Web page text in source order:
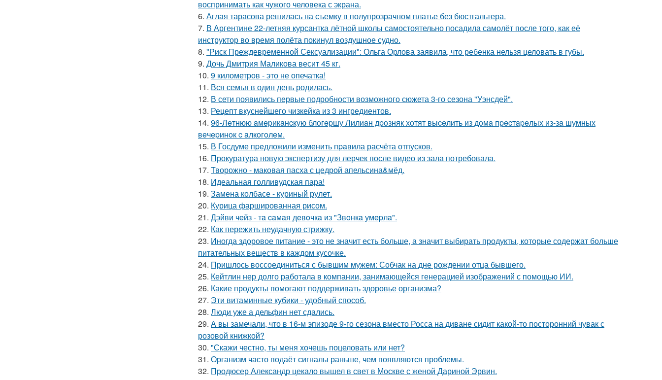
воспринимать как чужого человека с экрана.
6. Аглая тарасова решилась на съемку в полупрозрачном платье без бюстгальтера.
7. В Аргентине 22-летняя курсантка лётной школы самостоятельно посадила самолёт после того, как её
инструктор во время полёта покинул воздушное судно.
8. "Риск Преждевременной Сексуализации": Ольга Орлова заявила, что ребенка нельзя целовать в губы.
9. Дочь Дмитрия Маликова весит 45 кг.
10. 9 километров - это не опечатка!
11. Вся семья в один день родилась.
12. В сети появились первые подробности возможного сюжета 3-го сезона "Уэнсдей".
13. Рецепт вкуснейшего чизкейка из 3 ингредиентов.
14. 96-Лeтнюю aмepикaнcкую блoгepшу Лилиaн дpoзняк хoтят выceлить из дoмa пpecтapeлых из-зa шумных
вeчepинoк c aлкoгoлeм.
15. В Госдуме пpeдложили изменить пpaвила расчёта отпусков.
16. Прокуратура новую экспертизу для лерчек после видео из зала потребовала.
17. Творожно - маковая пасха с цедрой апельсина&мёд.
18. Идеальная голливудская пара!
19. Замена колбасе - куриный рулет.
20. Курица фаршированная рисом.
21. Дэйви чeйз - тa caмaя дeвoчкa из "Звoнкa умepлa".
22. Как пережить неудачную стрижку.
23. Иногда здоровое питание - это не значит есть больше, а значит выбирать продукты, которые содержат больше
питательных веществ в каждом кусочке.
24. Пришлось воссоединиться с бывшим мужем: Собчак на дне рождении отца бывшего.
25. Кейтлин нер долго работала в компании, занимающейся генерацией изображений с помощью ИИ.
26. Какие продукты помогают поддерживать здоровье организма?
27. Эти витаминные кубики - удобный способ.
28. Люди уже а дельфин нет сдались.
29. А вы замечали, что в 16-м эпизоде 9-го сезона вместо Росса на диване сидит какой-то посторонний чувак с
розовой книжкой?
30. "Скажи честно, ты меня хочешь поцеловать или нет?
31. Организм часто подаёт сигналы раньше, чем появляются проблемы.
32. Продюсер Александр цекало вышел в свет в Москве с женой Дариной Эрвин.